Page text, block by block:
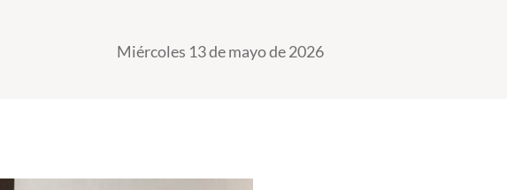
Miércoles 13 de mayo de 2026